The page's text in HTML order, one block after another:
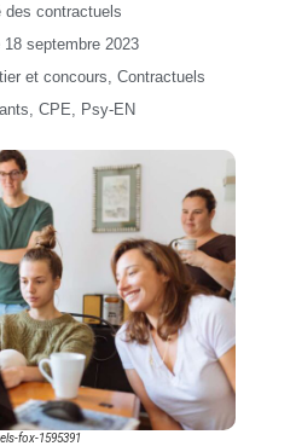
des contractuels
18 septembre 2023
et concours, Contractuels
CPE, Psy-EN
fox-1595391